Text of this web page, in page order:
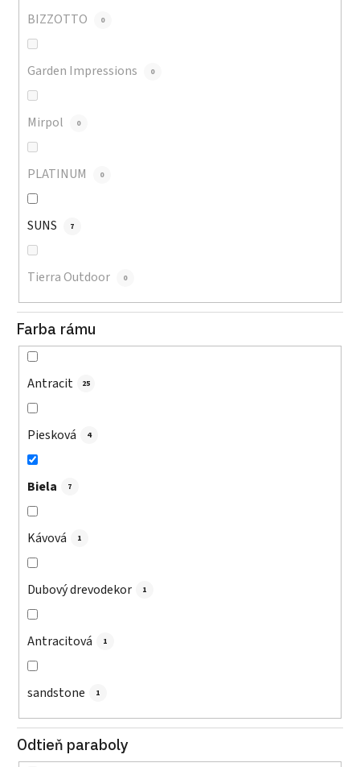
BIZZOTTO 0
Garden Impressions 0
Mirpol 0
PLATINUM 0
SUNS 7
Tierra Outdoor 0
Farba rámu
Antracit 25
Piesková 4
Biela 7
Kávová 1
Dubový drevodekor 1
Antracitová 1
sandstone 1
Odtieň paraboly